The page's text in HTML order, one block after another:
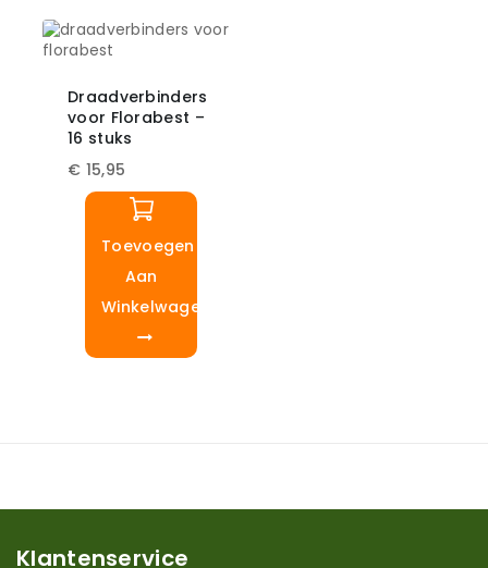
Draadverbinders
voor Florabest –
16 stuks
€ 15,95
Toevoegen
Aan
Winkelwagen
Klantenservice